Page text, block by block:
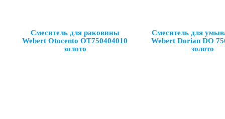
Смеситель для раковины
Webert Otocento OT750404010
золото
Смеситель для
Webert Dorian DO
золото